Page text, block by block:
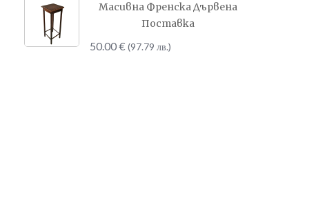
Масивна Френска Дървена
Поставка
50.00€(97.79 лв.)